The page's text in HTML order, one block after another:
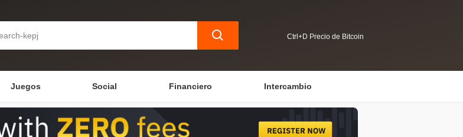
Ctrl+D Precio de Bitcoin
Juegos Social Financiero Intercambio